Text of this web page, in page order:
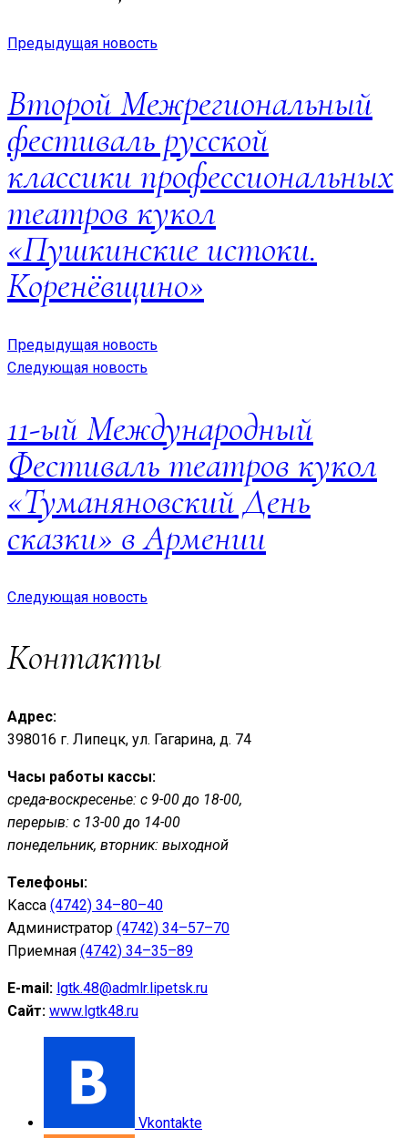
Предыдущая новость
Второй Межрегиональный
фестиваль русской
классики профессиональных
театров кукол
«Пушкинские истоки.
Коренёвщино»
Предыдущая новость
Следующая новость
11-ый Международный
Фестиваль театров кукол
«Туманяновский День
сказки» в Армении
Следующая новость
Контакты
Адрес:
398016 г. Липецк, ул. Гагарина, д. 74
Часы работы кассы:
среда-воскресенье: с 9-00 до 18-00,
перерыв: с 13-00 до 14-00
понедельник, вторник: выходной
Телефоны:
Касса (4742) 34–80–40
Администратор (4742) 34–57–70
Приемная (4742) 34–35–89
E-mail: lgtk.48@admlr.lipetsk.ru
Сайт: www.lgtk48.ru
Vkontakte